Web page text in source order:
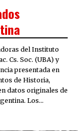
del Instituto
Cs. Soc. (UBA) y
presentada en
de Historia,
datos originales de
Los…